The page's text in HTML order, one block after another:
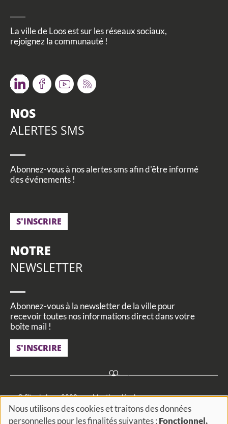
La ville de Loos est sur les réseaux sociaux,
rejoignez la communauté !
TwitterFacebookYoutube
RSS
NOS
ALERTES SMS
Abonnez-vous à nos alertes sms afin d'être informé
des événements !
S'INSCRIRE
NOTRE
NEWSLETTER
Abonnez-vous à la newsletter de la ville pour
recevoir toutes nos informations direct dans votre
boîte mail !
S'INSCRIRE
Footer
© Site de Loos 2023 Mentions légales
Utilisation des données personnelles Cookies et traceurs
Nous utilisons des cookies et traitons des données
personnelles pour les finalités suivantes : Fonctionnel,